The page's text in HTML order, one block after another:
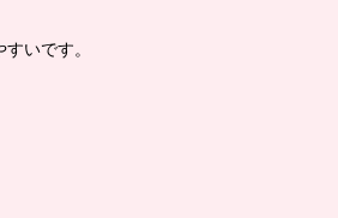
いです。